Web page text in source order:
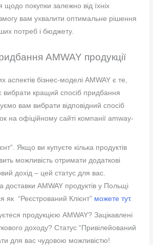
щодо покупки залежно від їхніх
вам ухвалити оптимальне рішення
потреб і бюджету.
AMWAY продукції
аспектів бізнес-моделі AMWAY є те,
кращий спосіб придбання
вам вибрати відповідний спосіб
на офіційному сайті компанії amway-
Якщо ви купуєте кілька продуктів
можливість отримати додаткові
дохід – цей статус для вас.
доставки AMWAY продуктів у Польщі
як “Реєстрований Клієнт” можете тут.
продукцією AMWAY? Зацікавлені
доходу? Статус “Привілейований
для вас чудовою можливістю!